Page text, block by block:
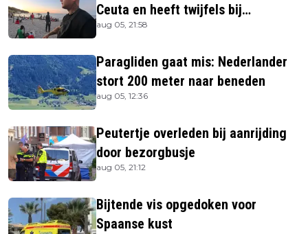
Ceuta en heeft twijfels bij
berichtgeving media
aug 05, 21:58
Paragliden gaat mis: Nederlander
stort 200 meter naar beneden
aug 05, 12:36
Peutertje overleden bij aanrijding
door bezorgbusje
aug 05, 21:12
Bijtende vis opgedoken voor
Spaanse kust